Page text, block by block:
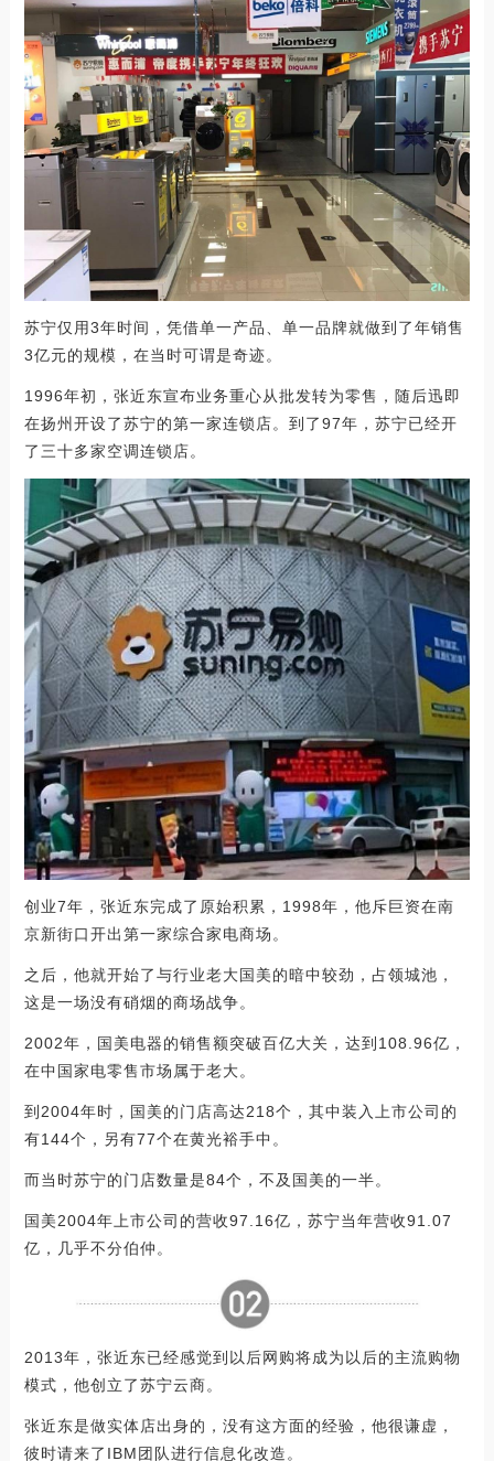
苏宁仅用3年时间，凭借单一产品、单一品牌就做到了年销售
3亿元的规模，在当时可谓是奇迹。
1996年初，张近东宣布业务重心从批发转为零售，随后迅即
在扬州开设了苏宁的第一家连锁店。到了97年，苏宁已经开
了三十多家空调连锁店。
创业7年，张近东完成了原始积累，1998年，他斥巨资在南
京新街口开出第一家综合家电商场。
之后，他就开始了与行业老大国美的暗中较劲，占领城池，
这是一场没有硝烟的商场战争。
2002年，国美电器的销售额突破百亿大关，达到108.96亿，
在中国家电零售市场属于老大。
到2004年时，国美的门店高达218个，其中装入上市公司的
有144个，另有77个在黄光裕手中。
而当时苏宁的门店数量是84个，不及国美的一半。
国美2004年上市公司的营收97.16亿，苏宁当年营收91.07
亿，几乎不分伯仲。
2013年，张近东已经感觉到以后网购将成为以后的主流购物
模式，他创立了苏宁云商。
张近东是做实体店出身的，没有这方面的经验，他很谦虚，
彼时请来了IBM团队进行信息化改造。